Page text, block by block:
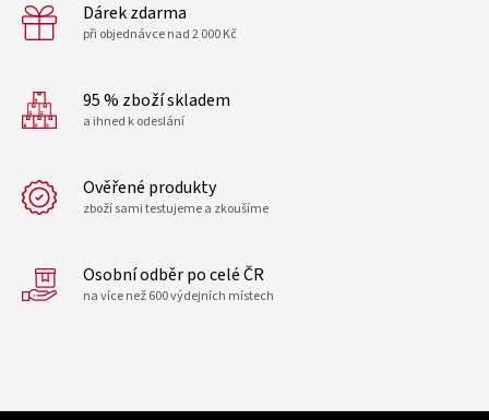
s
Dárek zdarma
při objednávce nad 2 000 Kč
95 % zboží skladem
a ihned k odeslání
Ověřené produkty
zboží sami testujeme a zkoušíme
Osobní odběr po celé ČR
na více než 600 výdejních místech